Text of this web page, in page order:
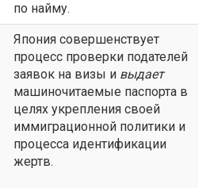
по найму.
Япония совершенствует
процесс проверки подателей
заявок на визы и выдает
машиночитаемые паспорта в
целях укрепления своей
иммиграционной политики и
процесса идентификации
жертв.